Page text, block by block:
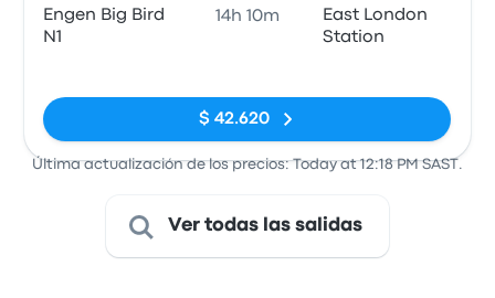
Engen Big Bird
N1
14h 10m
East London
Station
$ 42.620
Última actualización de los precios: Today at 12:18 PM SAST.
Ver todas las salidas